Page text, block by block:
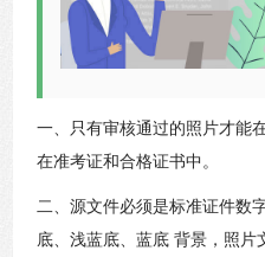
一、只有审核通过的照片才能
在准考证和合格证书中。
二、源文件必须是标准证件数
底、浅蓝底、蓝底 背景，照